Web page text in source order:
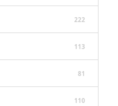
222
113
81
110